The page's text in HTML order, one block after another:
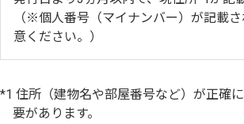
（※個人番号（マイナンバー）が記載
意ください。）
*1 住所（建物名や部屋番号など）が正確
要があります。